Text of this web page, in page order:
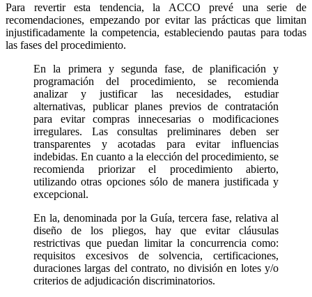
Para revertir esta tendencia, la ACCO prevé una serie de
recomendaciones, empezando por evitar las prácticas que limitan
injustificadamente la competencia, estableciendo pautas para todas
las fases del procedimiento.
En la primera y segunda fase, de planificación y
programación del procedimiento, se recomienda
analizar y justificar las necesidades, estudiar
alternativas, publicar planes previos de contratación
para evitar compras innecesarias o modificaciones
irregulares. Las consultas preliminares deben ser
transparentes y acotadas para evitar influencias
indebidas. En cuanto a la elección del procedimiento, se
recomienda priorizar el procedimiento abierto,
utilizando otras opciones sólo de manera justificada y
excepcional.
En la, denominada por la Guía, tercera fase, relativa al
diseño de los pliegos, hay que evitar cláusulas
restrictivas que puedan limitar la concurrencia como:
requisitos excesivos de solvencia, certificaciones,
duraciones largas del contrato, no división en lotes y/o
criterios de adjudicación discriminatorios.